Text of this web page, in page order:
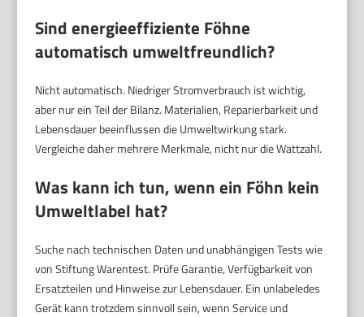
Sind energieeffiziente Föhne
automatisch umweltfreundlich?
Nicht automatisch. Niedriger Stromverbrauch ist wichtig,
aber nur ein Teil der Bilanz. Materialien, Reparierbarkeit und
Lebensdauer beeinflussen die Umweltwirkung stark.
Vergleiche daher mehrere Merkmale, nicht nur die Wattzahl.
Was kann ich tun, wenn ein Föhn kein
Umweltlabel hat?
Suche nach technischen Daten und unabhängigen Tests wie
von Stiftung Warentest. Prüfe Garantie, Verfügbarkeit von
Ersatzteilen und Hinweise zur Lebensdauer. Ein unlabeledes
Gerät kann trotzdem sinnvoll sein, wenn Service und